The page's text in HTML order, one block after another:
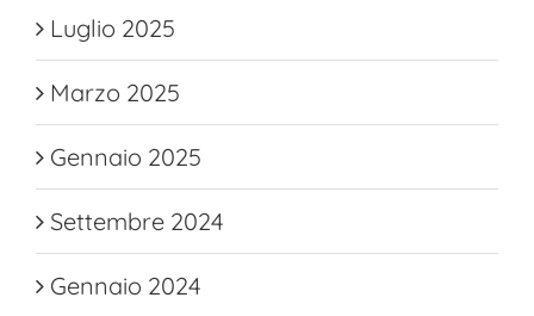
Luglio 2025
Marzo 2025
Gennaio 2025
Settembre 2024
Gennaio 2024